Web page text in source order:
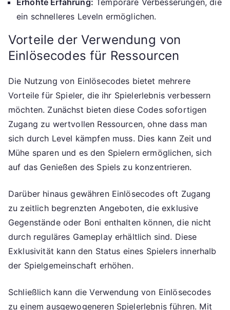
Erhöhte Erfahrung: Temporäre Verbesserungen, die
ein schnelleres Leveln ermöglichen.
Vorteile der Verwendung von
Einlösecodes für Ressourcen
Die Nutzung von Einlösecodes bietet mehrere
Vorteile für Spieler, die ihr Spielerlebnis verbessern
möchten. Zunächst bieten diese Codes sofortigen
Zugang zu wertvollen Ressourcen, ohne dass man
sich durch Level kämpfen muss. Dies kann Zeit und
Mühe sparen und es den Spielern ermöglichen, sich
auf das Genießen des Spiels zu konzentrieren.
Darüber hinaus gewähren Einlösecodes oft Zugang
zu zeitlich begrenzten Angeboten, die exklusive
Gegenstände oder Boni enthalten können, die nicht
durch reguläres Gameplay erhältlich sind. Diese
Exklusivität kann den Status eines Spielers innerhalb
der Spielgemeinschaft erhöhen.
Schließlich kann die Verwendung von Einlösecodes
zu einem ausgewogeneren Spielerlebnis führen. Mit